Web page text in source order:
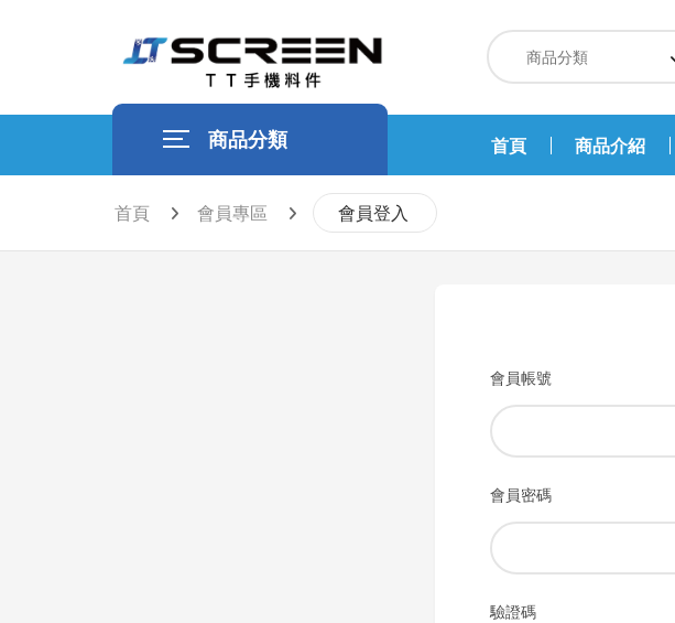
商品分類 首頁 商品介紹
首頁 會員專區 會員登入
會員帳號
會員密碼
驗證碼